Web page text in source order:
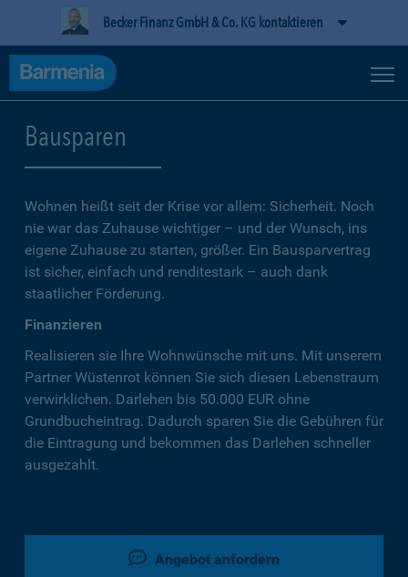
Becker Finanz GmbH & Co. KG kontaktieren
Bausparen
Wohnen heißt seit der Krise vor allem: Sicherheit. Noch
nie war das Zuhause wichtiger – und der Wunsch, ins
eigene Zuhause zu starten, größer. Ein Bausparvertrag
ist sicher, einfach und renditestark – auch dank
staatlicher Förderung.
Finanzieren
Realisieren sie Ihre Wohnwünsche mit uns. Mit unserem
Partner Wüstenrot können Sie sich diesen Lebenstraum
verwirklichen. Darlehen bis 50.000 EUR ohne
Grundbucheintrag. Dadurch sparen Sie die Gebühren für
die Eintragung und bekommen das Darlehen schneller
ausgezahlt.
Angebot anfordern